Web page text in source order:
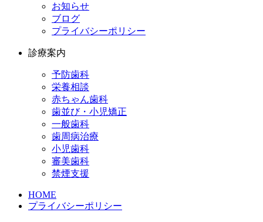
お知らせ
ブログ
プライバシーポリシー
診療案内
予防歯科
栄養相談
赤ちゃん歯科
歯並び・小児矯正
一般歯科
歯周病治療
小児歯科
審美歯科
禁煙支援
HOME
プライバシーポリシー